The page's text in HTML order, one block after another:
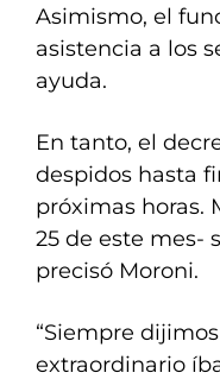
Asimismo, el
asistencia a los
ayuda.
En tanto, el
despidos hasta
próximas horas.
25 de este mes-
precisó Moroni.
“Siempre
extraordinario